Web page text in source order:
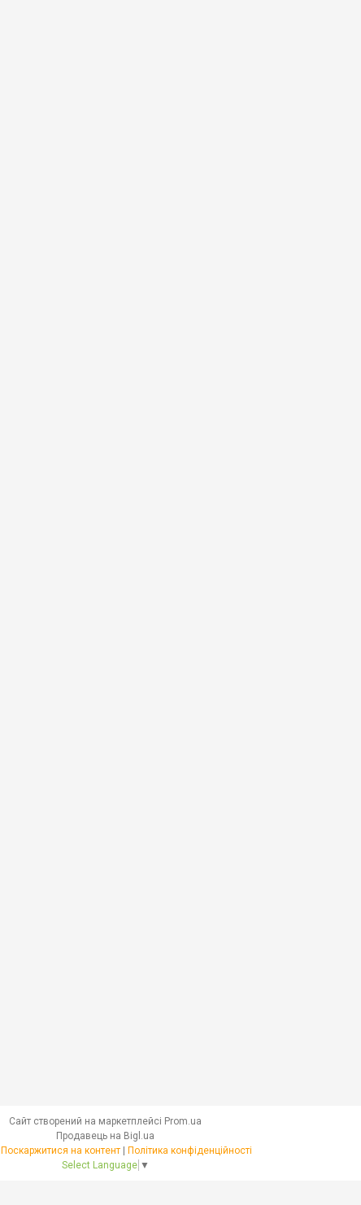
Сайт створений на маркетплейсі Prom.ua
Продавець на Bigl.ua
Поскаржитися на контент | Політика конфіденційності
Select Language ▼